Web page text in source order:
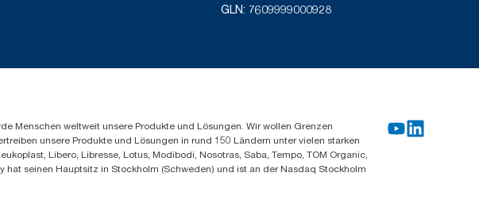
GLN: 7609999000928
Menschen weltweit unsere Produkte und Lösungen. Wir wollen Grenzen
unsere Produkte und Lösungen in rund 150 Ländern unter vielen starken
Libero, Libresse, Lotus, Modibodi, Nosotras, Saba, Tempo, TOM Organic,
seinen Hauptsitz in Stockholm (Schweden) und ist an der Nasdaq Stockholm